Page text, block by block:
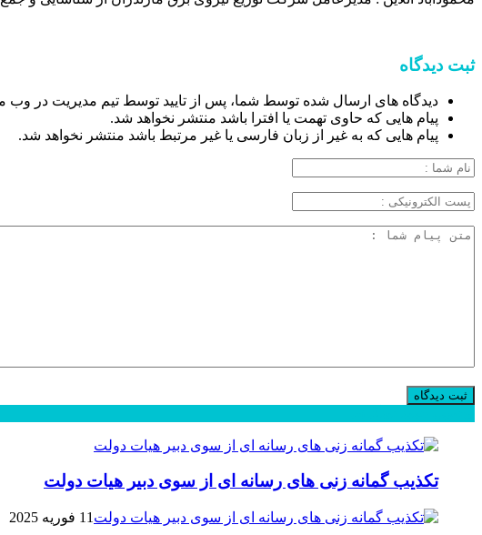
ثبت دیدگاه
دیدگاه های ارسال شده توسط شما، پس از تایید توسط تیم مدیریت در وب
پیام هایی که حاوی تهمت یا افترا باشد منتشر نخواهد شد.
پیام هایی که به غیر از زبان فارسی یا غیر مرتبط باشد منتشر نخواهد شد.
تکذیب گمانه زنی های رسانه ای از سوی دبیر هیات دولت
11 فوریه 2025